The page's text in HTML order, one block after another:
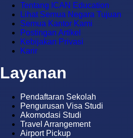
Tentang ICAN Education
Lihat Semua Negara Tujuan
Semua Kantor Kami
Postingan Artikel
Kebijakan Privasi
Karir
Layanan
Pendaftaran Sekolah
Pengurusan Visa Studi
Akomodasi Studi
Travel Arrangement
Airport Pickup